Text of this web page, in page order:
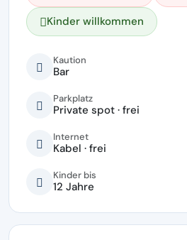
Kinder willkommen
Kaution
Bar
Parkplatz
Private spot · frei
Internet
Kabel · frei
Kinder bis
12 Jahre